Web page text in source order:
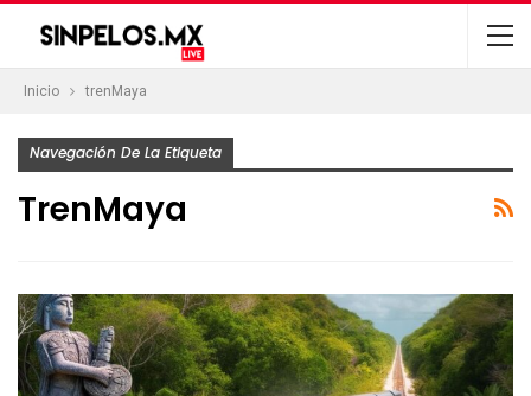
Inicio trenMaya
Navegación De La Etiqueta
TrenMaya